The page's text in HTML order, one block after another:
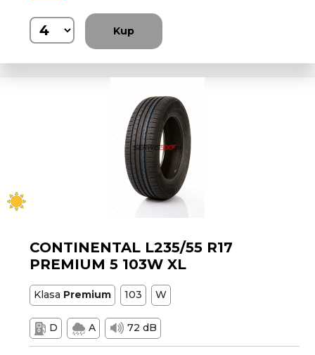
Kup
CONTINENTAL L235/55 R17
PREMIUM 5 103W XL
Klasa Premium 103 W
D A 72 dB